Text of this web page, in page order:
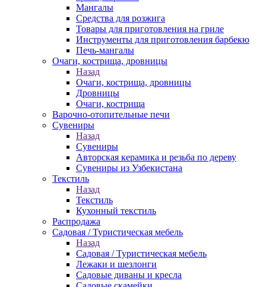
Мангалы
Средства для розжига
Товары для приготовления на гриле
Инструменты для приготовления барбекю
Печь-мангалы
Очаги, кострища, дровницы
Назад
Очаги, кострища, дровницы
Дровницы
Очаги, кострища
Варочно-отопительные печи
Сувениры
Назад
Сувениры
Авторская керамика и резьба по дереву
Сувениры из Узбекистана
Текстиль
Назад
Текстиль
Кухонный текстиль
Распродажа
Садовая / Туристическая мебель
Назад
Садовая / Туристическая мебель
Лежаки и шезлонги
Садовые диваны и кресла